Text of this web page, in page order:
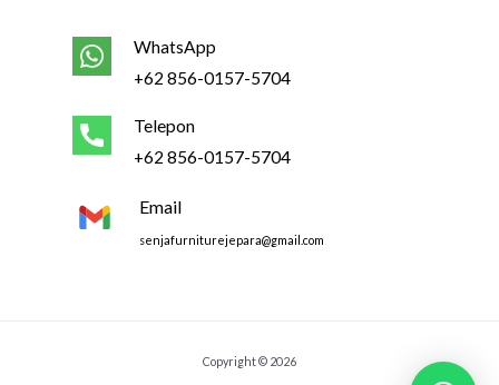
WhatsApp
+62 856-0157-5704
Telepon
+62 856-0157-5704
Email
senjafurniturejepara@gmail.com
Copyright © 2026